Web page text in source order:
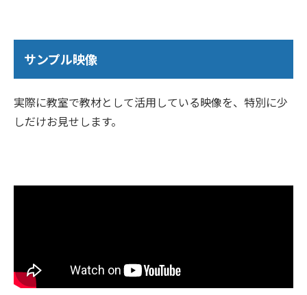
サンプル映像
実際に教室で教材として活用している映像を、特別に少
しだけお見せします。